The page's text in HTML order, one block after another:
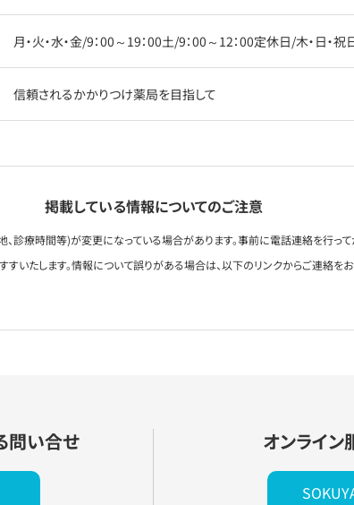
月・火・水・金/9：00～19：00土/9：00～12：00定休日/木・日・祝
信頼されるかかりつけ薬局を目指して
掲載している情報についてのご注意
診療時間等)が変更になっている場合があります。事前に電話連絡を行っ
すいたします。情報について誤りがある場合は、以下のリンクからご連絡を
問い合せ オンライ